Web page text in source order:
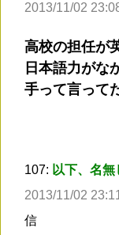
2013/11/02
高校の担任が
日本語力がな
手って言って
107: 以下、名
2013/11/02
信